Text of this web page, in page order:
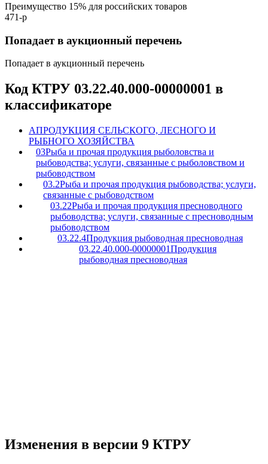
Преимущество 15% для российских товаров
471-р
Попадает в аукционный перечень
Попадает в аукционный перечень
Код КТРУ 03.22.40.000-00000001 в
классификаторе
AПРОДУКЦИЯ СЕЛЬСКОГО, ЛЕСНОГО И
РЫБНОГО ХОЗЯЙСТВА
03Рыба и прочая продукция рыболовства и
рыбоводства; услуги, связанные с рыболовством и
рыбоводством
03.2Рыба и прочая продукция рыбоводства; услуги,
связанные с рыбоводством
03.22Рыба и прочая продукция пресноводного
рыбоводства; услуги, связанные с пресноводным
рыбоводством
03.22.4Продукция рыбоводная пресноводная
03.22.40.000-00000001Продукция
рыбоводная пресноводная
Изменения в версии 9 КТРУ